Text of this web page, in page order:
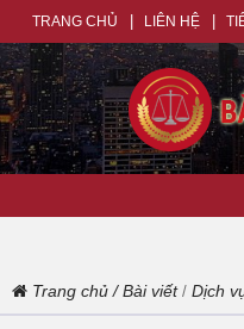
TRANG CHỦ LIÊN HỆ
Trang chủ /Bài viết/ Dịch